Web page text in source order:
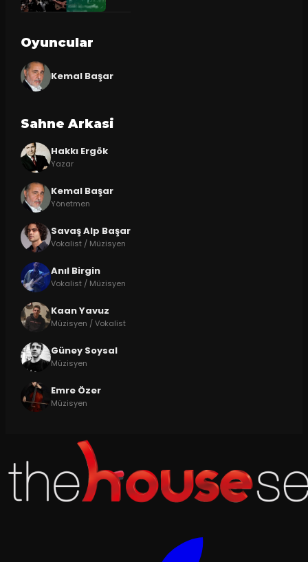
Oyuncular
Kemal Başar
Sahne Arkasi
Hakkı Ergök
Yazar
Kemal Başar
Yönetmen
Savaş Alp Başar
Vokalist / Müzisyen
Anıl Birgin
Vokalist / Müzisyen
Kaan Yavuz
Müzisyen / Vokalist
Güney Soysal
Müzisyen
Emre Özer
Müzisyen